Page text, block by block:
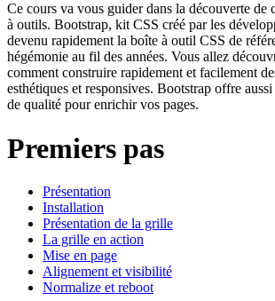
Ce cours va vous guider dans la découverte de
à outils. Bootstrap, kit CSS créé par les
devenu rapidement la boîte à outil CSS de
hégémonie au fil des années. Vous allez
comment construire rapidement et facilement
esthétiques et responsives. Bootstrap offre
de qualité pour enrichir vos pages.
Premiers pas
Présentation
Installation
Présentation de la grille
La grille en action
Mise en page
Alignement et visibilité
Normalize et reboot